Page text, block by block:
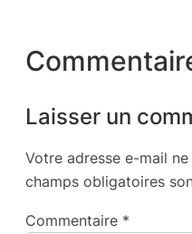
Laisser un
Votre adresse e-mail
champs obligatoires
Commentaire *